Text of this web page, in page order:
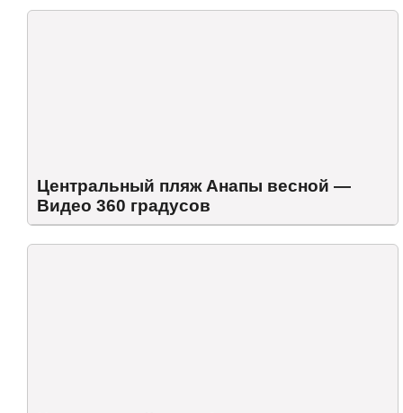
Центральный пляж Анапы весной —
Видео 360 градусов